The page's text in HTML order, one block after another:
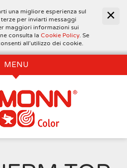
una migliore esperienza sul
per inviarti messaggi
maggiori informazioni sui
consulta la Cookie Policy. Se
all’utilizzo dei cookie.
MENU